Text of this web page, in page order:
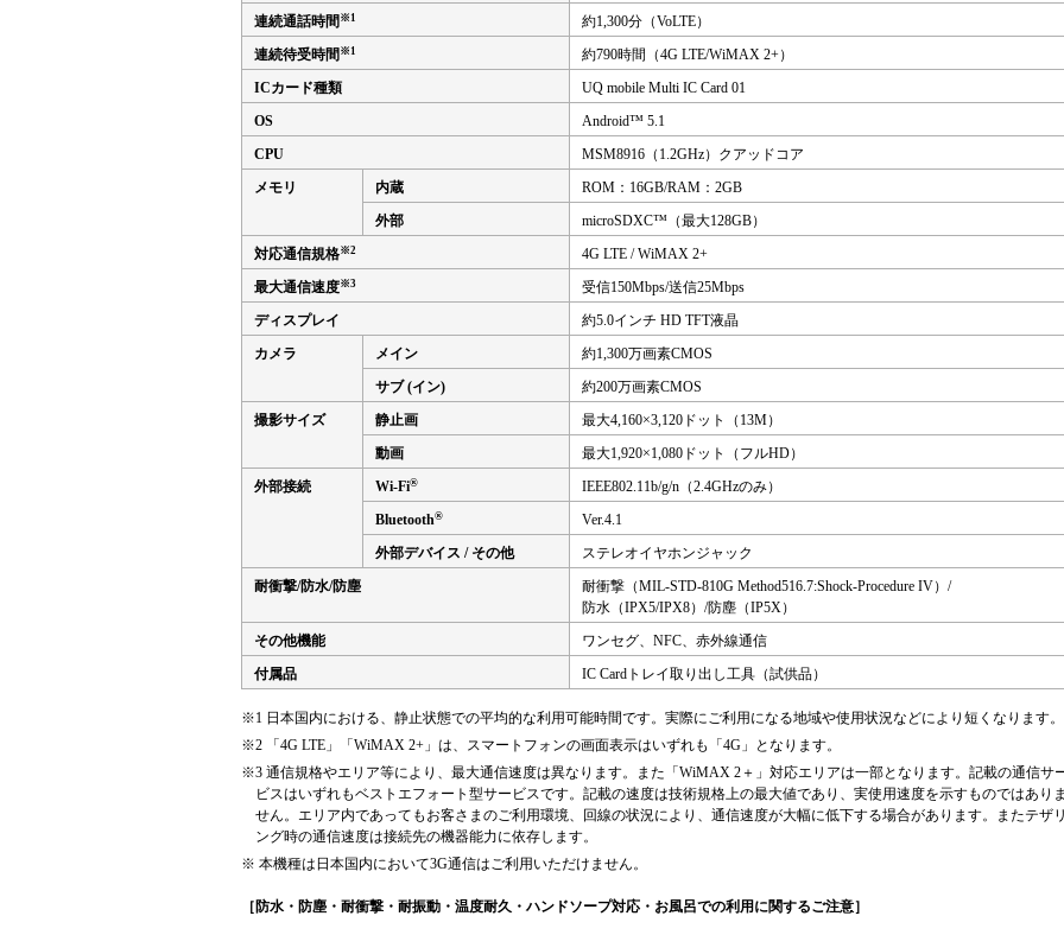
連続通話時間※1
約1,300分（VoLTE）
連続待受時間※1
約790時間（4G LTE/WiMAX 2+）
ICカード種類
UQ mobile Multi IC Card 01
OS
Android™ 5.1
CPU
MSM8916（1.2GHz）クアッドコア
メモリ
内蔵
ROM：16GB/RAM：2GB
外部
microSDXC™（最大128GB）
対応通信規格※2
4G LTE / WiMAX 2+
最大通信速度※3
受信150Mbps/送信25Mbps
ディスプレイ
約5.0インチ HD TFT液晶
カメラ
メイン
約1,300万画素CMOS
サブ (イン)
約200万画素CMOS
撮影サイズ
静止画
最大4,160×3,120ドット（13M）
動画
最大1,920×1,080ドット（フルHD）
外部接続
Wi-Fi®
IEEE802.11b/g/n（2.4GHzのみ）
Bluetooth®
Ver.4.1
外部デバイス / その他
ステレオイヤホンジャック
耐衝撃/防水/防塵
耐衝撃（MIL-STD-810G Method516.7:Shock-Procedure IV）/
防水（IPX5/IPX8）/防塵（IP5X）
その他機能
ワンセグ、NFC、赤外線通信
付属品
IC Cardトレイ取り出し工具（試供品）
※1日本国内における、静止状態での平均的な利用可能時間です。実際にご利用になる地域や使用状況などにより短くなります。
※2「4G LTE」「WiMAX 2+」は、スマートフォンの画面表示はいずれも「4G」となります。
※3通信規格やエリア等により、最大通信速度は異なります。また「WiMAX 2＋」対応エリアは一部となります。記載の通信サ
ビスはいずれもベストエフォート型サービスです。記載の速度は技術規格上の最大値であり、実使用速度を示すものではありま
せん。エリア内であってもお客さまのご利用環境、回線の状況により、通信速度が大幅に低下する場合があります。またテザリ
ング時の通信速度は接続先の機器能力に依存します。
※ 本機種は日本国内において3G通信はご利用いただけません。
［防水・防塵・耐衝撃・耐振動・温度耐久・ハンドソープ対応・お風呂での利用に関するご注意］